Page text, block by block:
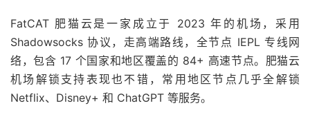
FatCAT 肥猫云是一家成立于 2023 年的机场，采用
Shadowsocks 协议，走高端路线，全节点 IEPL 专线网
络，包含 17 个国家和地区覆盖的 84+ 高速节点。肥猫云
机场解锁支持表现也不错，常用地区节点几乎全解锁
Netflix、Disney+ 和 ChatGPT 等服务。